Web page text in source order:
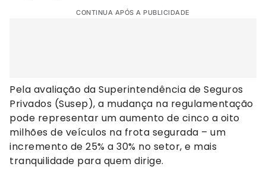
CONTINUA APÓS A PUBLICIDADE
Pela avaliação da Superintendência de Seguros
Privados (Susep), a mudança na regulamentação
pode representar um aumento de cinco a oito
milhões de veículos na frota segurada – um
incremento de 25% a 30% no setor, e mais
tranquilidade para quem dirige.